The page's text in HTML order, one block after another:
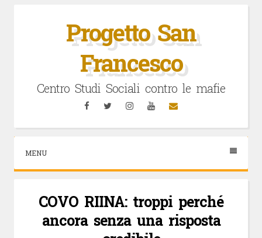
Progetto San
Francesco
Centro Studi Sociali contro le mafie
FacebookTwitterInstagramYouTubeEmail
MENU
COVO RIINA: troppi perché
ancora senza una risposta